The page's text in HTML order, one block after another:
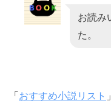
お読み
た。
「 おすすめ小説リスト